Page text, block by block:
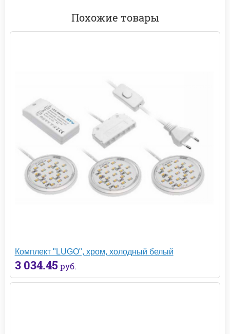
Похожие товары
Комплект "LUGO", хром, холодный белый
3 034.45 руб.